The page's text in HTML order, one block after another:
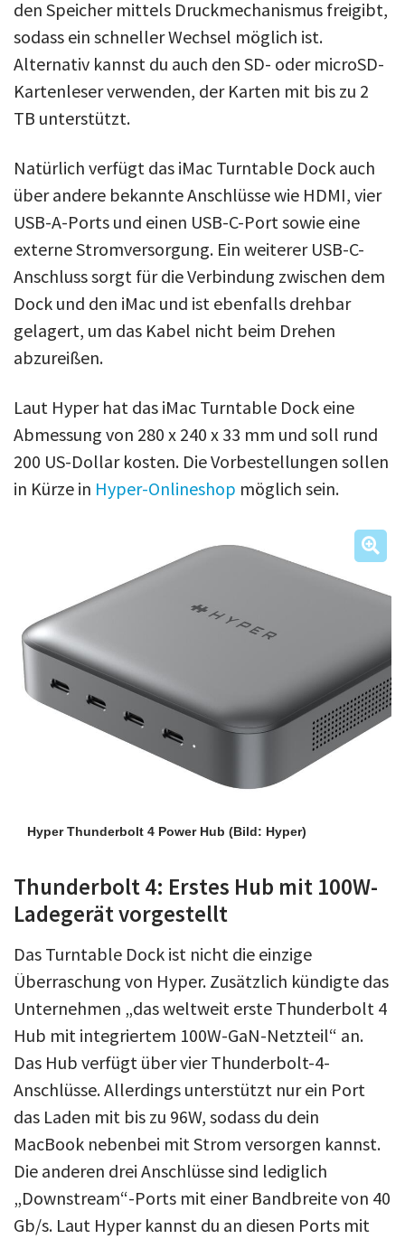
den Speicher mittels Druckmechanismus freigibt,
sodass ein schneller Wechsel möglich ist.
Alternativ kannst du auch den SD- oder microSD-
Kartenleser verwenden, der Karten mit bis zu 2
TB unterstützt.
Natürlich verfügt das iMac Turntable Dock auch
über andere bekannte Anschlüsse wie HDMI, vier
USB-A-Ports und einen USB-C-Port sowie eine
externe Stromversorgung. Ein weiterer USB-C-
Anschluss sorgt für die Verbindung zwischen dem
Dock und den iMac und ist ebenfalls drehbar
gelagert, um das Kabel nicht beim Drehen
abzureißen.
Laut Hyper hat das iMac Turntable Dock eine
Abmessung von 280 x 240 x 33 mm und soll rund
200 US-Dollar kosten. Die Vorbestellungen sollen
in Kürze in Hyper-Onlineshop möglich sein.
Hyper Thunderbolt 4 Power Hub (Bild: Hyper)
Thunderbolt 4: Erstes Hub mit 100W-
Ladegerät vorgestellt
Das Turntable Dock ist nicht die einzige
Überraschung von Hyper. Zusätzlich kündigte das
Unternehmen „das weltweit erste Thunderbolt 4
Hub mit integriertem 100W-GaN-Netzteil“ an.
Das Hub verfügt über vier Thunderbolt-4-
Anschlüsse. Allerdings unterstützt nur ein Port
das Laden mit bis zu 96W, sodass du dein
MacBook nebenbei mit Strom versorgen kannst.
Die anderen drei Anschlüsse sind lediglich
„Downstream“-Ports mit einer Bandbreite von 40
Gb/s. Laut Hyper kannst du an diesen Ports mit